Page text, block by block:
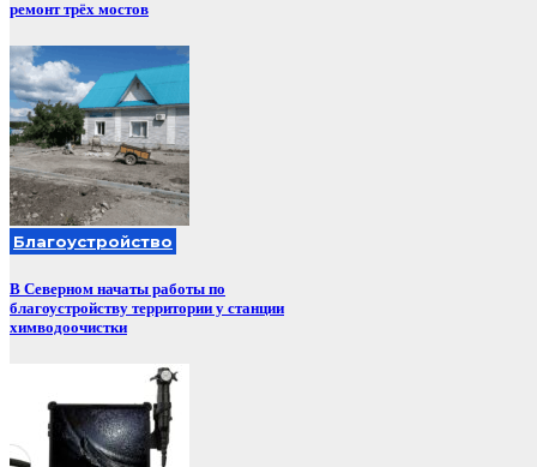
ремонт трёх мостов
Благоустройство
В Северном начаты работы по
благоустройству территории у станции
химводоочистки